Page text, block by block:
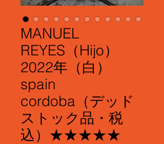
MANUEL
REYES（Hijo）
2022年（白）
spain
cordoba（デッド
ストック品・税
込）★★★★★